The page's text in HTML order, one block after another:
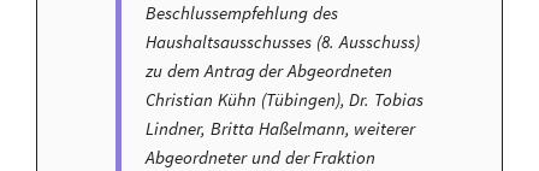
Beschlussempfehlung des
Haushaltsausschusses (8. Ausschuss)
zu dem Antrag der Abgeordneten
Christian Kühn (Tübingen), Dr. Tobias
Lindner, Britta Haßelmann, weiterer
Abgeordneter und der Fraktion